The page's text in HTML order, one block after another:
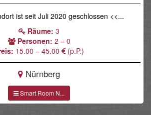
ist seit Juli 2020 geschlossen <<...
Räume: 3
Personen: 2 – 0
15.00 – 45.00 (p.P.)
Nürnberg
Smart Room N...